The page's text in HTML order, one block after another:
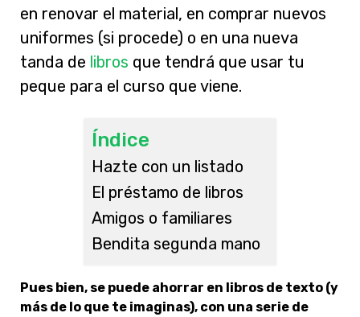
en renovar el material, en comprar nuevos
uniformes (si procede) o en una nueva
tanda de libros que tendrá que usar tu
peque para el curso que viene.
Índice
Hazte con un listado
El préstamo de libros
Amigos o familiares
Bendita segunda mano
Pues bien, se puede ahorrar en libros de texto (y
más de lo que te imaginas), con una serie de